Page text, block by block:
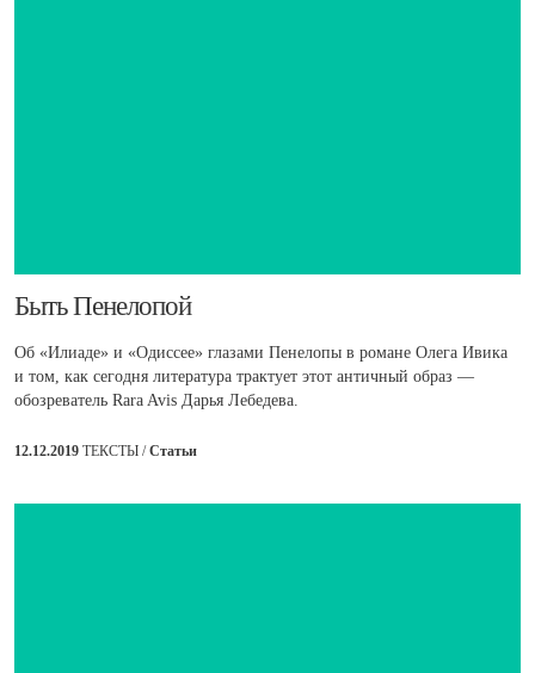
Быть Пенелопой
Об «Илиаде» и «Одиссее» глазами Пенелопы в романе Олега Ивика
и том, как сегодня литература трактует этот античный образ —
обозреватель Rara Avis Дарья Лебедева.
12.12.2019 ТЕКСТЫ /Статьи